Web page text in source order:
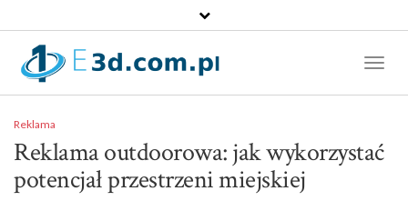
Reklama
Reklama outdoorowa: jak wykorzystać
potencjał przestrzeni miejskiej